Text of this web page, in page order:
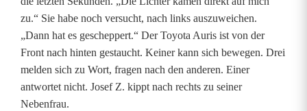
e
s
A
u
zu.“ Sie habe noch versucht, nach links auszuweichen.
„Dann hat es gescheppert.“ Der Toyota Auris ist von der
Front nach hinten gestaucht. Keiner kann sich bewegen. Drei
melden sich zu Wort, fragen nach den anderen. Einer
antwortet nicht. Josef Z. kippt nach rechts zu seiner
Nebenfrau.